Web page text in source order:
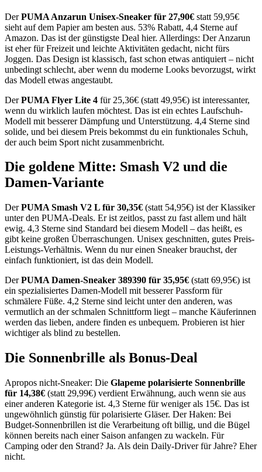
DerPUMA Anzarun Unisex-Sneaker für 27,90€ statt 59,95€
sieht auf dem Papier am besten aus. 53% Rabatt, 4,4 Sterne auf
Amazon. Das ist der günstigste Deal hier. Allerdings: Der Anzarun
ist eher für Freizeit und leichte Aktivitäten gedacht, nicht fürs
Joggen. Das Design ist klassisch, fast schon etwas antiquiert – nicht
unbedingt schlecht, aber wenn du moderne Looks bevorzugst, wirkt
das Modell etwas angestaubt.
DerPUMA Flyer Lite 4 für 25,36€ (statt 49,95€) ist interessanter,
wenn du wirklich laufen möchtest. Das ist ein echtes Laufschuh-
Modell mit besserer Dämpfung und Unterstützung. 4,4 Sterne sind
solide, und bei diesem Preis bekommst du ein funktionales Schuh,
der auch beim Sport nicht zusammenbricht.
Die goldene Mitte: Smash V2 und die
Damen-Variante
DerPUMA Smash V2 L für 30,35€ (statt 54,95€) ist der Klassiker
unter den PUMA-Deals. Er ist zeitlos, passt zu fast allem und hält
ewig. 4,3 Sterne sind Standard bei diesem Modell – das heißt, es
gibt keine großen Überraschungen. Unisex geschnitten, gutes Preis-
Leistungs-Verhältnis. Wenn du nur einen Sneaker brauchst, der
einfach funktioniert, ist das dein Modell.
DerPUMA Damen-Sneaker 389390 für 35,95€ (statt 69,95€) ist
ein spezialisiertes Damen-Modell mit besserer Passform für
schmälere Füße. 4,2 Sterne sind leicht unter den anderen, was
vermutlich an der schmalen Schnittform liegt – manche Käuferinnen
werden das lieben, andere finden es unbequem. Probieren ist hier
wichtiger als blind zu bestellen.
Die Sonnenbrille als Bonus-Deal
Apropos nicht-Sneaker: Die Glapeme polarisierte Sonnenbrille
für 14,38€ (statt 29,99€) verdient Erwähnung, auch wenn sie aus
einer anderen Kategorie ist. 4,3 Sterne für weniger als 15€. Das ist
ungewöhnlich günstig für polarisierte Gläser. Der Haken: Bei
Budget-Sonnenbrillen ist die Verarbeitung oft billig, und die Bügel
können bereits nach einer Saison anfangen zu wackeln. Für
Camping oder den Strand? Ja. Als dein Daily-Driver für Jahre? Eher
nicht.